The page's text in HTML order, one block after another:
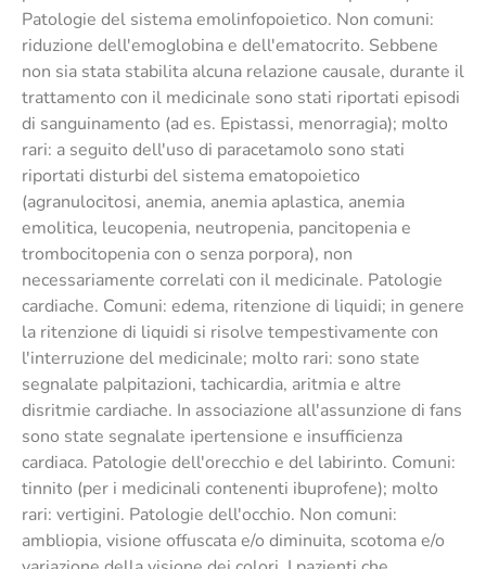
Patologie del sistema emolinfopoietico. Non comuni:
riduzione dell'emoglobina e dell'ematocrito. Sebbene
non sia stata stabilita alcuna relazione causale, durante il
trattamento con il medicinale sono stati riportati episodi
di sanguinamento (ad es. Epistassi, menorragia); molto
rari: a seguito dell'uso di paracetamolo sono stati
riportati disturbi del sistema ematopoietico
(agranulocitosi, anemia, anemia aplastica, anemia
emolitica, leucopenia, neutropenia, pancitopenia e
trombocitopenia con o senza porpora), non
necessariamente correlati con il medicinale. Patologie
cardiache. Comuni: edema, ritenzione di liquidi; in genere
la ritenzione di liquidi si risolve tempestivamente con
l'interruzione del medicinale; molto rari: sono state
segnalate palpitazioni, tachicardia, aritmia e altre
disritmie cardiache. In associazione all'assunzione di fans
sono state segnalate ipertensione e insufficienza
cardiaca. Patologie dell'orecchio e del labirinto. Comuni:
tinnito (per i medicinali contenenti ibuprofene); molto
rari: vertigini. Patologie dell'occhio. Non comuni:
ambliopia, visione offuscata e/o diminuita, scotoma e/o